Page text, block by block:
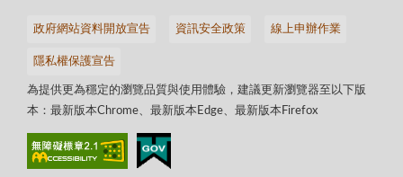
政府網站資料開放宣告 資訊安全政策 線上申辦作業
隱私權保護宣告
為提供更為穩定的瀏覽品質與使用體驗，建議更新瀏覽器至以下版
本：最新版本Chrome、最新版本Edge、最新版本Firefox